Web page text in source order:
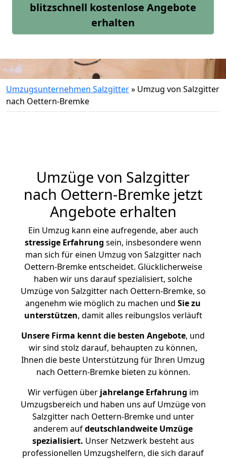
blitzschnell kostenlose Angebote
erhalten
Umzugsunternehmen Salzgitter» Umzug von Salzgitter
nach Oettern-Bremke
Umzüge von Salzgitter
nach Oettern-Bremke jetzt
Angebote erhalten
Ein Umzug kann eine aufregende, aber auch
stressige Erfahrung sein, insbesondere wenn
man sich für einen Umzug von Salzgitter nach
Oettern-Bremke entscheidet. Glücklicherweise
haben wir uns darauf spezialisiert, solche
Umzüge von Salzgitter nach Oettern-Bremke, so
angenehm wie möglich zu machen und Sie zu
unterstützen, damit alles reibungslos verläuft
Unsere Firma kennt die besten Angebote, und
wir sind stolz darauf, behaupten zu können,
Ihnen die beste Unterstützung für Ihren Umzug
nach Oettern-Bremke bieten zu können.
Wir verfügen überjahrelange Erfahrung im
Umzugsbereich und haben uns auf Umzüge von
Salzgitter nach Oettern-Bremke und unter
anderem aufdeutschlandweite Umzüge
spezialisiert. Unser Netzwerk besteht aus
professionellen Umzugshelfern, die sich darauf